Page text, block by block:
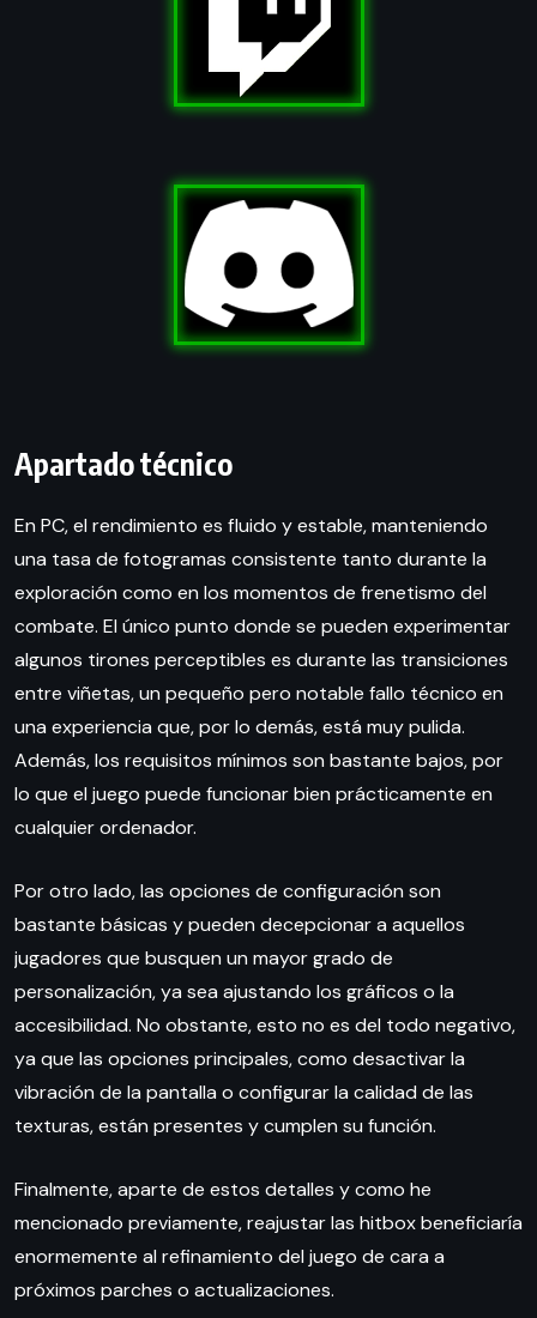
Apartado técnico
En PC, el rendimiento es fluido y estable, manteniendo
una tasa de fotogramas consistente tanto durante la
exploración como en los momentos de frenetismo del
combate. El único punto donde se pueden experimentar
algunos tirones perceptibles es durante las transiciones
entre viñetas, un pequeño pero notable fallo técnico en
una experiencia que, por lo demás, está muy pulida.
Además, los requisitos mínimos son bastante bajos, por
lo que el juego puede funcionar bien prácticamente en
cualquier ordenador.
Por otro lado, las opciones de configuración son
bastante básicas y pueden decepcionar a aquellos
jugadores que busquen un mayor grado de
personalización, ya sea ajustando los gráficos o la
accesibilidad. No obstante, esto no es del todo negativo,
ya que las opciones principales, como desactivar la
vibración de la pantalla o configurar la calidad de las
texturas, están presentes y cumplen su función.
Finalmente, aparte de estos detalles y como he
mencionado previamente, reajustar las hitbox beneficiaría
enormemente al refinamiento del juego de cara a
próximos parches o actualizaciones.